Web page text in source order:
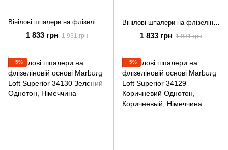
Вінілові шпалери на флізеліновій основі Marburg Loft Superior 34132 Сірий Однотон
1 833 грн 1 931 грн
Вінілові шпалери на флізеліновій основі Marburg Loft Superior 34131 Сірий Однотон
1 833 грн 1 931 грн
−5% −5%